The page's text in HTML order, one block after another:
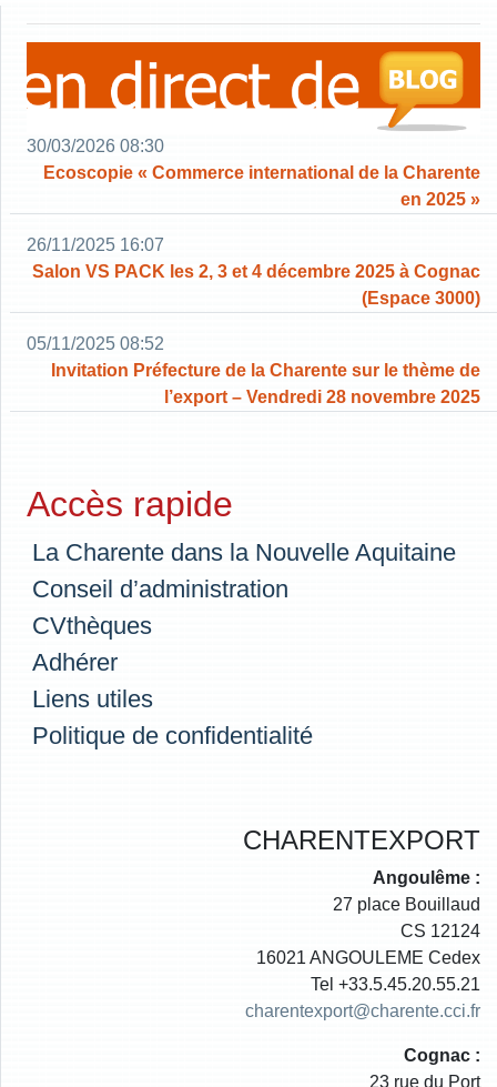
30/03/2026 08:30
Ecoscopie « Commerce international de la Charente
en 2025 »
26/11/2025 16:07
Salon VS PACK les 2, 3 et 4 décembre 2025 à Cognac
(Espace 3000)
05/11/2025 08:52
Invitation Préfecture de la Charente sur le thème de
l’export – Vendredi 28 novembre 2025
Accès rapide
La Charente dans la Nouvelle Aquitaine
Conseil d’administration
CVthèques
Adhérer
Liens utiles
Politique de confidentialité
CHARENTEXPORT
Angoulême :
27 place Bouillaud
CS 12124
16021 ANGOULEME Cedex
Tel +33.5.45.20.55.21
charentexport@charente.cci.fr
Cognac :
23 rue du Port